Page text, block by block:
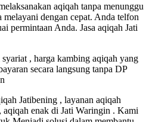
aqiqah tanpa menunggu
dengan cepat. Anda telfon
permintaan Anda. Jasa aqiqah Jati
, harga kambing aqiqah yang
secara langsung tanpa DP
Jatibening , layanan aqiqah
enak di Jati Waringin . Kami